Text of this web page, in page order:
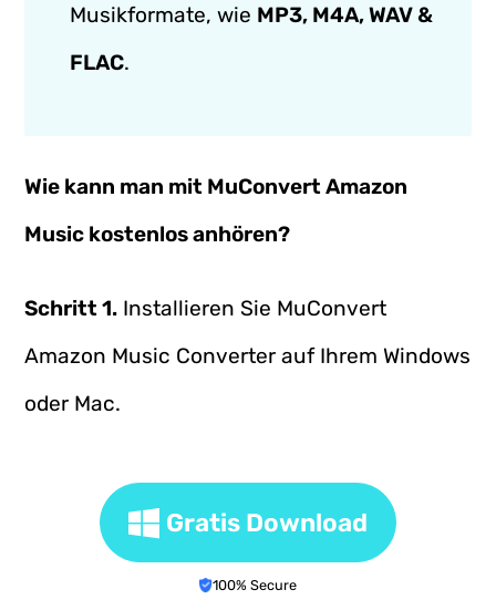
Musikformate, wie MP3, M4A, WAV &
FLAC.
Wie kann man mit MuConvert Amazon
Music kostenlos anhören?
Schritt 1. Installieren Sie MuConvert
Amazon Music Converter auf Ihrem Windows
oder Mac.
Gratis Download
100% Secure